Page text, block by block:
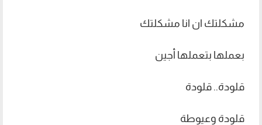
مشكلتك ان انا مشكلتك
بعملها بتعملها أجين
قلودة.. قلودة
قلودة وعيوطة